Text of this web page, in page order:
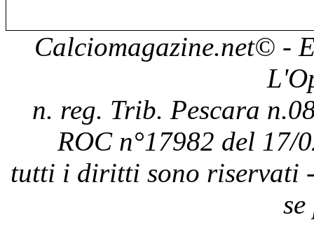
Calciomagazine.net© -
n. reg. Trib. Pescara
ROC n°17982 del 17/
tutti i diritti sono riservati